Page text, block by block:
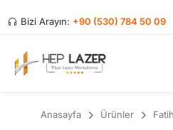
Bizi Arayın: +90 (530) 784 50 09
Anasayfa Ürünler